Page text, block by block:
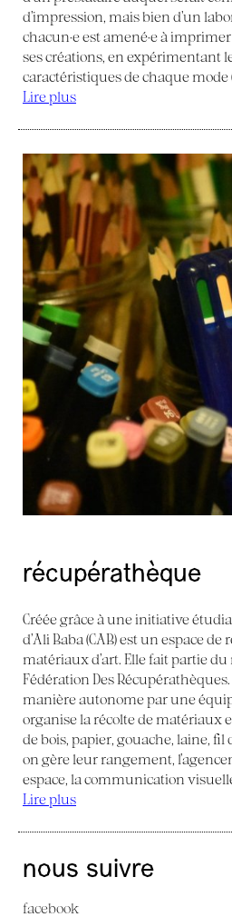
d’impression, mais bien d’un
chacun·e est amené·e à
ses créations, en expérimentant
caractéristiques de chaque mode
Lire plus
récupérathèque
Créée grâce à une initiative
d’Ali Baba (CAB) est un espace
matériaux d’art. Elle fait partie du
Fédération Des Récupérathèques.
manière autonome par une
organise la récolte de matériaux
de bois, papier, gouache, laine, fil
on gère leur rangement,
espace, la communication
Lire plus
nous suivre
facebook